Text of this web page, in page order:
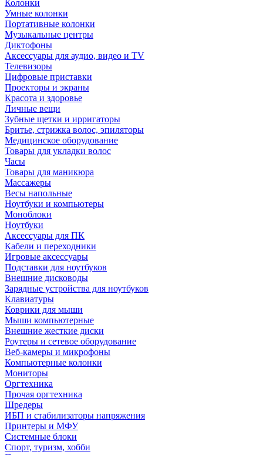
Колонки
Умные колонки
Портативные колонки
Музыкальные центры
Диктофоны
Аксессуары для аудио, видео и TV
Телевизоры
Цифровые приставки
Проекторы и экраны
Красота и здоровье
Личные вещи
Зубные щетки и ирригаторы
Бритье, стрижка волос, эпиляторы
Медицинское оборудование
Товары для укладки волос
Часы
Товары для маникюра
Массажеры
Весы напольные
Ноутбуки и компьютеры
Моноблоки
Ноутбуки
Аксессуары для ПК
Кабели и переходники
Игровые аксессуары
Подставки для ноутбуков
Внешние дисководы
Зарядные устройства для ноутбуков
Клавиатуры
Коврики для мыши
Мыши компьютерные
Внешние жесткие диски
Роутеры и сетевое оборудование
Веб-камеры и микрофоны
Компьютерные колонки
Мониторы
Оргтехника
Прочая оргтехника
Шредеры
ИБП и стабилизаторы напряжения
Принтеры и МФУ
Системные блоки
Спорт, туризм, хобби